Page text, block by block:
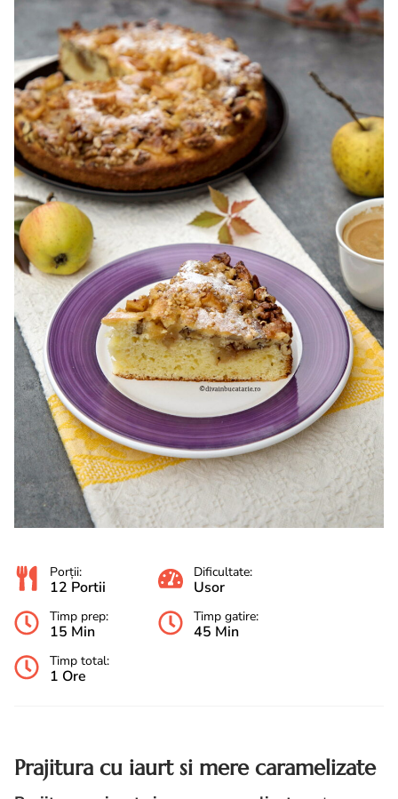
Porții:
12 Portii
Dificultate:
Usor
Timp prep:
15 Min
Timp gatire:
45 Min
Timp total:
1 Ore
Prajitura cu iaurt si mere caramelizate